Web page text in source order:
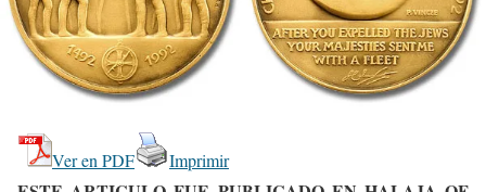
Ver en PDF Imprimir